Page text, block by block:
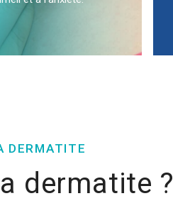
DERMATITE
dermatite ?